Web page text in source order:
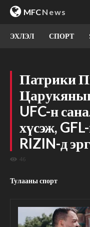
MFCNews
ЭХЛЭЛ СПОРТ
Патрики
UFC-н
хүсэж,
RIZIN-д
46
Тулааны спорт